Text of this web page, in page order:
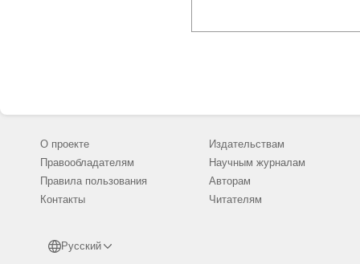
О проекте
Правообладателям
Правила пользования
Контакты
Русский
Издательствам
Научным журналам
Авторам
Читателям